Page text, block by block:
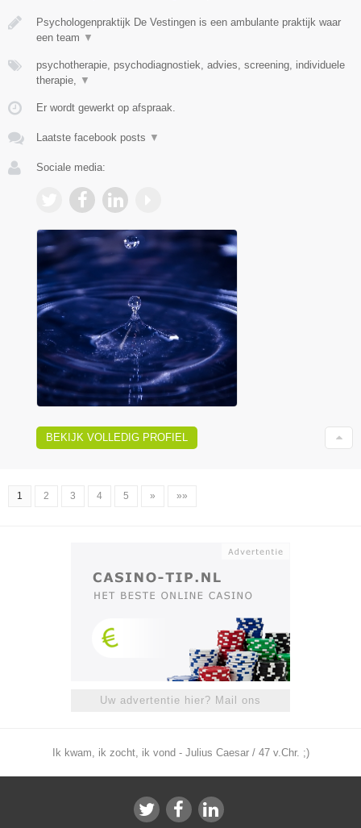
Psychologenpraktijk De Vestingen is een ambulante praktijk waar
een team ▼
psychotherapie, psychodiagnostiek, advies, screening, individuele
therapie,
▼
Er wordt gewerkt op afspraak.
Laatste facebook posts ▼
Sociale media:
BEKIJK VOLLEDIG PROFIEL
1 2 3 4 5 » »»
Uw advertentie hier? Mail ons
Ik kwam, ik zocht, ik vond - Julius Caesar / 47 v.Chr. ;)